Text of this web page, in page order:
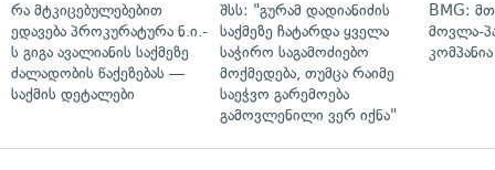
რა მტკიცებულებებით
ედავება პროკურატურა ნ.ი.-
ს გიგა ავალიანის საქმეზე
ძალადობის წაქეზებას —
საქმის დეტალები
შსს: "გურამ დადიანიძის
საქმეზე ჩატარდა ყველა
საჭირო საგამოძიებო
მოქმედება, თუმცა რაიმე
საეჭვო გარემოება
გამოვლენილი ვერ იქნა"
BMG:
მოვლა-